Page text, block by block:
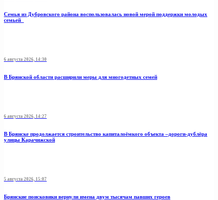
Семья из Дубровского района воспользовалась новой мерой поддержки молодых
семьей
6 августа 2026, 14:30
В Брянской области расширили меры для многодетных семей
6 августа 2026, 14:27
В Брянске продолжается строительство капиталоёмкого объекта –дороги-дублёра
улицы Карачижской
5 августа 2026, 15:07
Брянские поисковики вернули имена двум тысячам павших героев